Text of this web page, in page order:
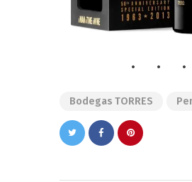
Bodegas TORRES